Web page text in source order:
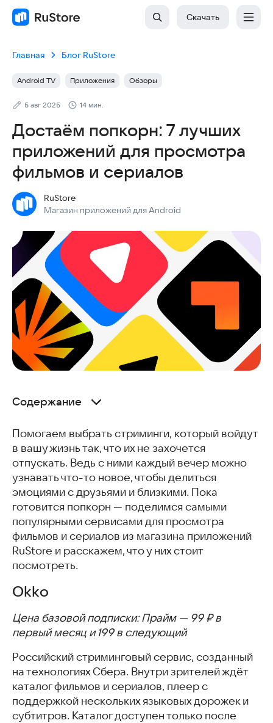
Скачать
Главная Блог RuStore
Android TV Приложения Обзоры
5 авг 2025 14 мин.
Достаём попкорн: 7 лучших
приложений для просмотра
фильмов и сериалов
RuStore
Магазин приложений для Android
Содержание
Кинопоиск
Иви
VK Видео
Start
Premier
WINK
Часто задаваемые вопросы
Может быть интересно
Помогаем выбрать стриминги, который войдут
в вашу жизнь так, что их не захочется
отпускать. Ведь с ними каждый вечер можно
узнавать что-то новое, чтобы делиться
эмоциями с друзьями и близкими. Пока
готовится попкорн — поделимся самыми
популярными сервисами для просмотра
фильмов и сериалов из магазина приложений
RuStore и расскажем, что у них стоит
посмотреть.
Okko
Цена базовой подписки: Прайм — 99 ₽ в
первый месяц и 199 в следующий
Российский стриминговый сервис, созданный
на технологиях Сбера. Внутри зрителей ждёт
каталог фильмов и сериалов, плеер с
поддержкой нескольких языковых дорожек и
субтитров. Каталог доступен только после